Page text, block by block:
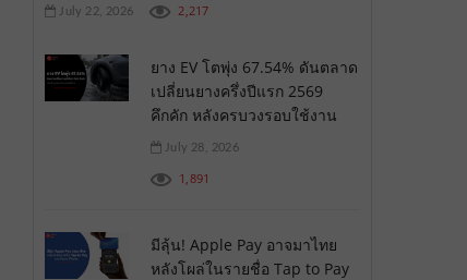
July 22, 2026 2,217
ยาง EV โตพุ่ง 67.54% ดันตลาด
เปลี่ยนยางครึ่งปีแรก 2569
คึกคัก หลังครบวงรอบใช้งาน
July 28, 2026
1,891
มีลุ้น! Apple Pay อาจมาไทย
หลังโผล่ในรายชื่อ Tap to Pay